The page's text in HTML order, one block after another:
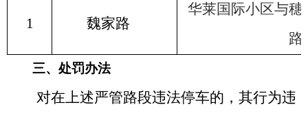
1 魏家路
华莱国际小区与
路
三、处罚办法
对在上述严管路段违法停车的，其行为违